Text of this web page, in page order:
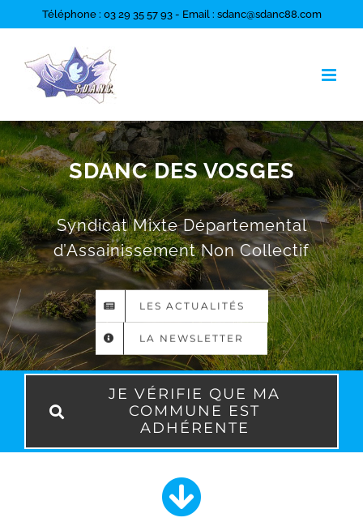
au
Téléphone : 03 29 35 57 93 - Email : sdanc@sdanc88.com
SDANC DES VOSGES
Syndicat Mixte Départemental
d’Assainissement Non Collectif
LES ACTUALITÉS
LA NEWSLETTER
JE VÉRIFIE QUE MA
COMMUNE EST
ADHÉRENTE